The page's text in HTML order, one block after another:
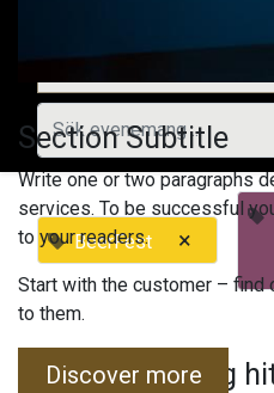
Tidigare
BeerFest ×
Inga evenemang
Section Subtitle
Write one or two paragraphs
services. To be successful
to your readers.
Start with the customer – find
to them.
Discover more